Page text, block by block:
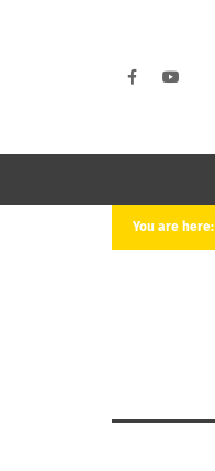
You are here: